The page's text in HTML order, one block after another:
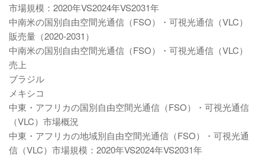
市場規模：2020年VS2024年VS2031年
中南米の国別自由空間光通信（FSO）・可視光通信（VLC）
販売量（2020-2031）
中南米の国別自由空間光通信（FSO）・可視光通信（VLC）
売上
ブラジル
メキシコ
中東・アフリカの国別自由空間光通信（FSO）・可視光通信
（VLC）市場概況
中東・アフリカの地域別自由空間光通信（FSO）・可視光通
信（VLC）市場規模：2020年VS2024年VS2031年